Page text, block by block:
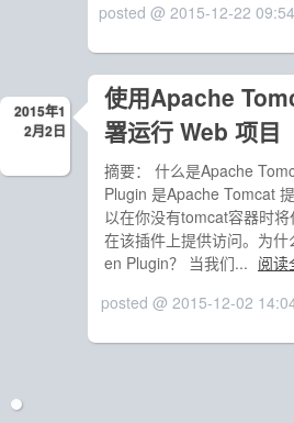
posted @ 2015-12-22
2015年1
2月2日
使用Apache
署运行 Web 项目
摘要： 什么是Apache
Plugin 是Apache Tomcat
以在你没有tomcat容器时
在该插件上提供访问。为
en Plugin？ 当我们... 阅读
posted @ 2015-12-02